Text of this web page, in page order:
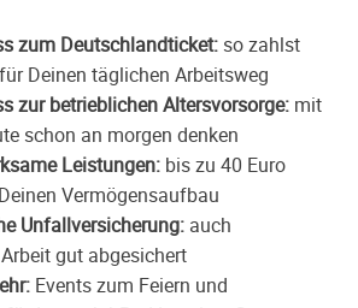
zum Deutschlandticket: so zahlst
Deinen täglichen Arbeitsweg
zur betrieblichen Altersvorsorge: mit
schon an morgen denken
Leistungen: bis zu 40 Euro
Vermögensaufbau
Unfallversicherung: auch
gut abgesichert
Events zum Feiern und